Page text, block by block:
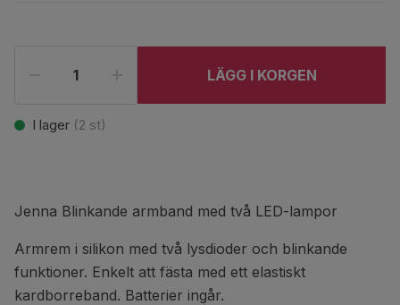
LÄGG I KORGEN
I lager (2 st)
Jenna Blinkande armband med två LED-lampor
Armrem i silikon med två lysdioder och blinkande
funktioner. Enkelt att fästa med ett elastiskt
kardborreband. Batterier ingår.